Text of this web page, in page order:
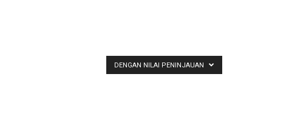
DENGAN NILAI PENINJAUAN